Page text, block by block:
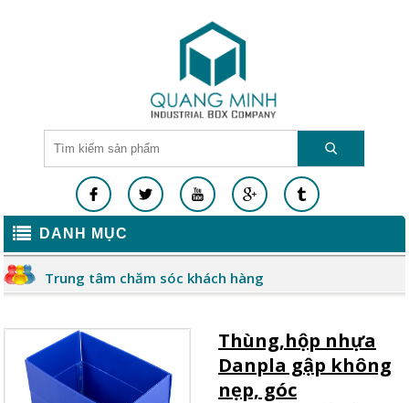
DANH MỤC
Trung tâm chăm sóc khách hàng
Thùng,hộp nhựa
Danpla gập không
nẹp, góc